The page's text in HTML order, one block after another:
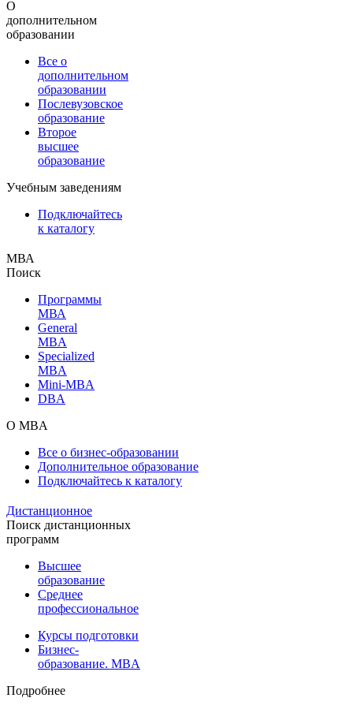
О
дополнительном
образовании
Все о
дополнительном
образовании
Послевузовское
образование
Второе
высшее
образование
Учебным заведениям
Подключайтесь
к каталогу
МВА
Поиск
Программы
МВА
General
MBA
Specialized
MBA
Mini-MBA
DBA
О MBA
Все о бизнес-образовании
Дополнительное образование
Подключайтесь к каталогу
Дистанционное
Поиск дистанционных
программ
Высшее
образование
Среднее
профессиональное
Курсы подготовки
Бизнес-
образование. MBA
Подробнее